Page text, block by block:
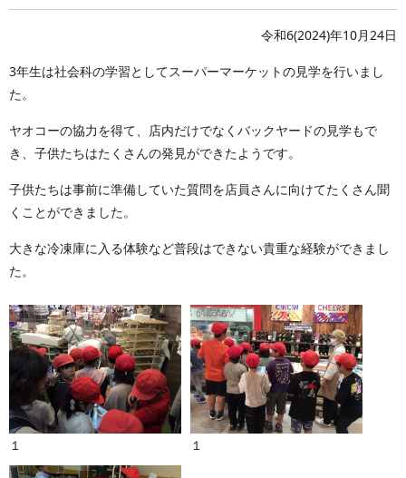
令和6(2024)年10月24日
3年生は社会科の学習としてスーパーマーケットの見学を行いまし
た。
ヤオコーの協力を得て、店内だけでなくバックヤードの見学もで
き、子供たちはたくさんの発見ができたようです。
子供たちは事前に準備していた質問を店員さんに向けてたくさん聞
くことができました。
大きな冷凍庫に入る体験など普段はできない貴重な経験ができまし
た。
１ １